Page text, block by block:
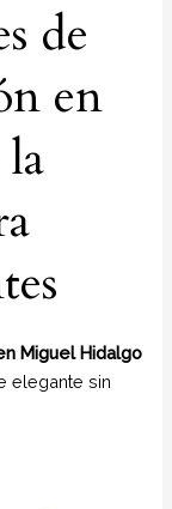
de
en
Miguel Hidalgo
elegante sin